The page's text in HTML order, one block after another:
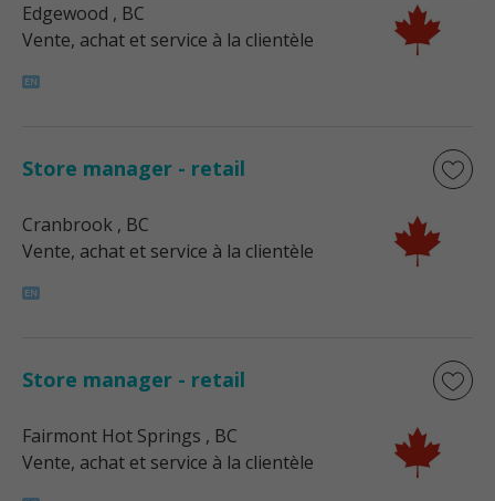
Edgewood , BC
Vente, achat et service à la clientèle
Store manager - retail
Cranbrook , BC
Vente, achat et service à la clientèle
Store manager - retail
Fairmont Hot Springs , BC
Vente, achat et service à la clientèle